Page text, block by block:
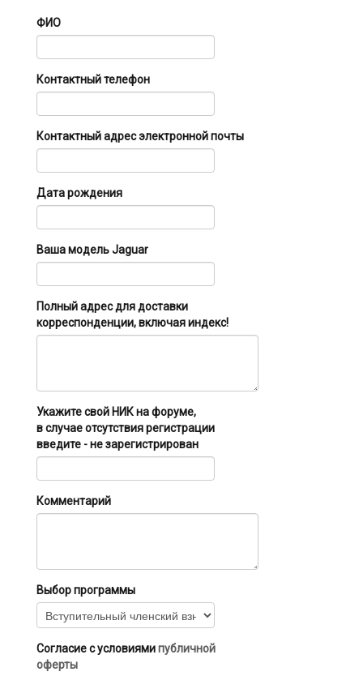
ФИО
Контактный телефон
Контактный адрес электронной почты
Дата рождения
Ваша модель Jaguаr
Полный адрес для доставки
корреспонденции, включая индекс!
Укажите свой НИК на форуме,
в случае отсутствия регистрации
введите - не зарегистрирован
Комментарий
Выбор программы
Согласие с условиямипубличной
оферты